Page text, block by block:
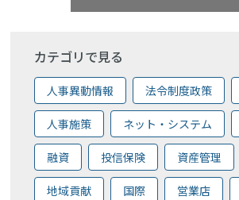
カテゴリで見る
人事異動情報 法令制度政策
人事施策 ネット・システム
融資 投信保険 資産管理
地域貢献 国際 営業店